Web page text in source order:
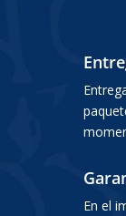
En el